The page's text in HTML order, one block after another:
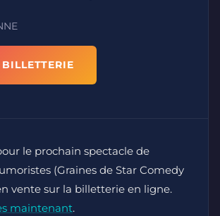
BILLETTERIE
le prochain spectacle de
(Graines de Star Comedy
vente sur la billetterie en ligne.
maintenant.